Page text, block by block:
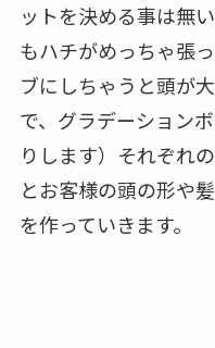
ットを決める事は無
もハチがめっちゃ張
ブにしちゃうと頭が
で、グラデーション
りします）それぞれ
とお客様の頭の形や
を作っていきます。